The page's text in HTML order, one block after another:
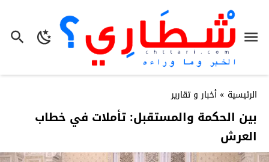
الرئيسية » أخبار و تقارير
بين الحكمة والمستقبل: تأملات في خطاب
العرش